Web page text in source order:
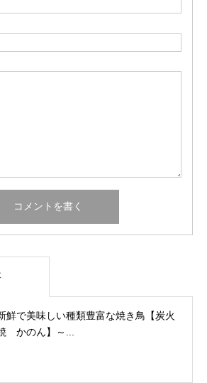
鮮で美味しい種類豊富な焼き鳥【炭火
かのん】～...